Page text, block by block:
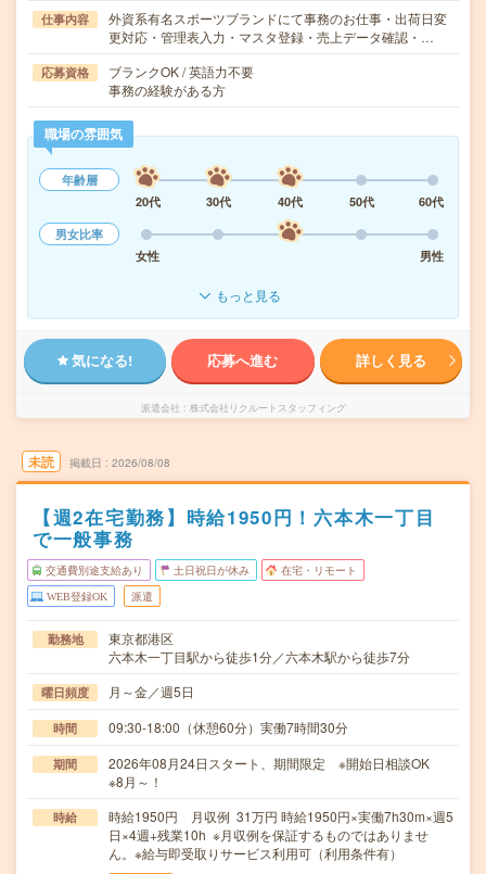
仕事内容
外資系有名スポーツブランドにて事務のお仕事・出荷日変
更対応・管理表入力・マスタ登録・売上データ確認・…
応募資格
ブランクOK / 英語力不要
事務の経験がある方
職場の雰囲気
年齢層
20代
30代 40代 50代
60代
男女比率
女性
男性
もっと見る
気になる! 応募へ進む 詳しく見る
派遣会社 株式会社リクルートスタッフィング
未読 掲載日 2026/08/08
【週2在宅勤務】時給1950円！六本木一丁目
で一般事務
交通費別途支給あり 土日祝日が休み 在宅・リモート
WEB登録OK 派遣
勤務地
東京都港区
六本木一丁目駅から徒歩1分／六本木駅から徒歩7分
曜日頻度 月～金／週5日
時間 09:30-18:00（休憩60分）実働7時間30分
期間
2026年08月24日スタート、期間限定 ※開始日相談OK
※8月～！
時給
時給1950円 月収例 31万円 時給1950円×実働7h30m×週5
日×4週+残業10h ※月収例を保証するものではありませ
ん。※給与即受取りサービス利用可（利用条件有）